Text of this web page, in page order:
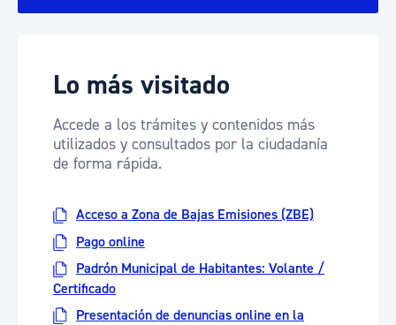
Lo más visitado
Accede a los trámites y contenidos más
utilizados y consultados por la ciudadanía
de forma rápida.
Acceso a Zona de Bajas Emisiones (ZBE)
Pago online
Padrón Municipal de Habitantes: Volante /
Certificado
Presentación de denuncias online en la